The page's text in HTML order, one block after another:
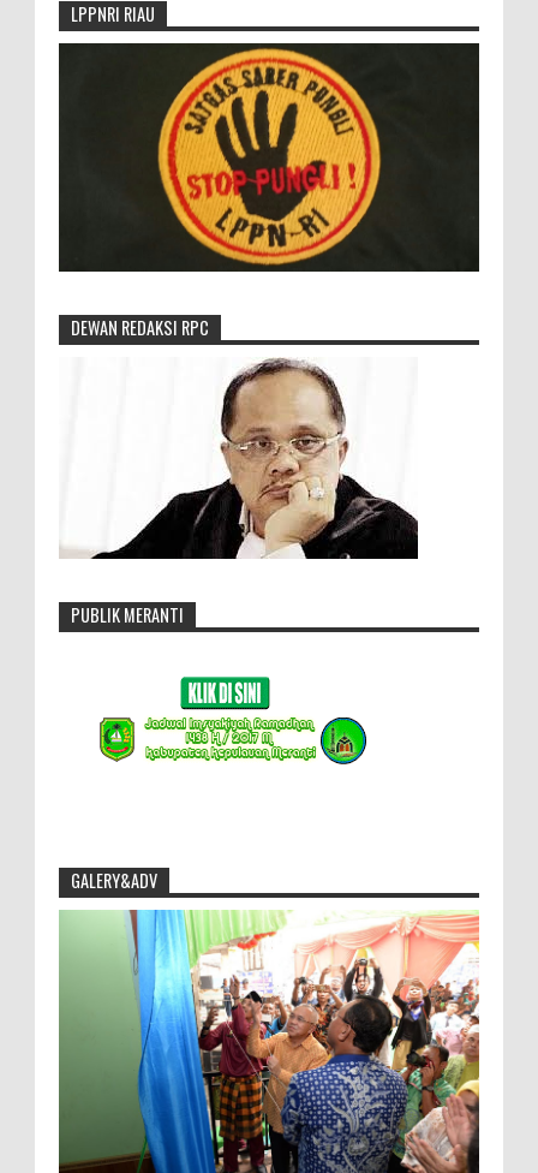
LPPNRI RIAU
DEWAN REDAKSI RPC
PUBLIK MERANTI
GALERY&ADV